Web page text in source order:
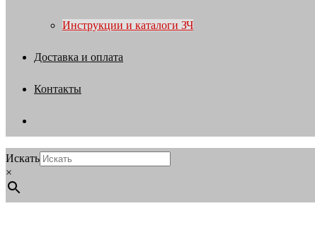
Инструкции и каталоги ЗЧ
Доставка и оплата
Контакты
Искать
×